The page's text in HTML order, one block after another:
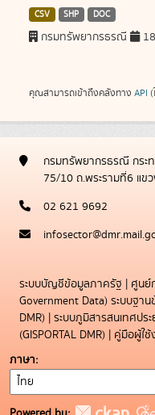
CSV SHP DOC
กรมทรัพยากรธรณี
คุณสามารถเข้าถึงคลังทาง API
กรมทรัพยากรธรณี กระ
75/10 ถ.พระรามที่6 แข
02 621 9692
ระบบบัญชีข้อมูลภาครัฐ | ศูนย์
Government Data) ระบบฐา
DMR) | ระบบภูมิสารสนเทศป
(GISPORTAL DMR) | คู่มือผู้ใช้
ภาษา